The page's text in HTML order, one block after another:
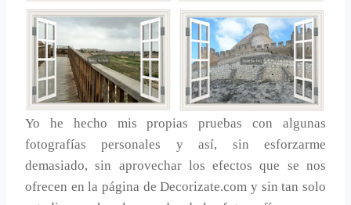
Yo he hecho mis propias pruebas con algunas
fotografías personales y así, sin esforzarme
demasiado, sin aprovechar los efectos que se nos
ofrecen en la página de Decorizate.com y sin tan solo